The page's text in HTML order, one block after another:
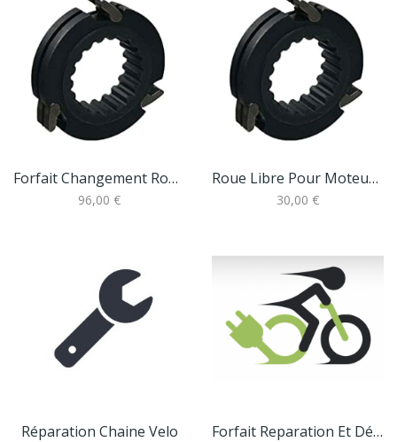
Forfait Changement Roue Libre De Moteur...
96,00 €
Roue Libre Pour Moteur Pédalier Bafang BBS01 Et...
30,00 €
Réparation Chaine Velo Forfait Reparation Et Déplacement